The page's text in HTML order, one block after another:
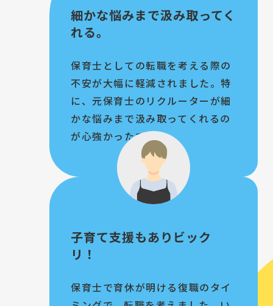
細かな悩みまで汲み取ってく
れる。
保育士としての転職を考える際の
不安が大幅に軽減されました。特
に、元保育士のリクルーターが細
かな悩みまで汲み取ってくれるの
が心強かったです。
子育て支援もありビック
リ！
保育士で育休が明ける復職のタイ